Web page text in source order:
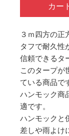
カー
３ｍ四方の正
タフで耐久性
信頼できるタ
このタープが
ている商品で
ハンモック商
適です。
ハンモックと
差しや雨よけ